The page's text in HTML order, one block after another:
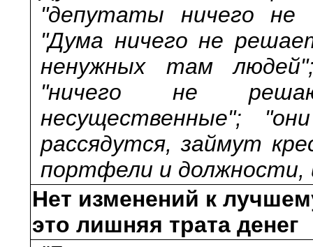
"депутаты ничего
"Дума ничего не
ненужных там
"ничего не
несущественные";
рассядутся, займут
портфели и должности,
Нет изменений к
это лишняя трата денег